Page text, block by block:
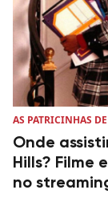
AS PATRICINHAS
Onde
Hills? Filme
no